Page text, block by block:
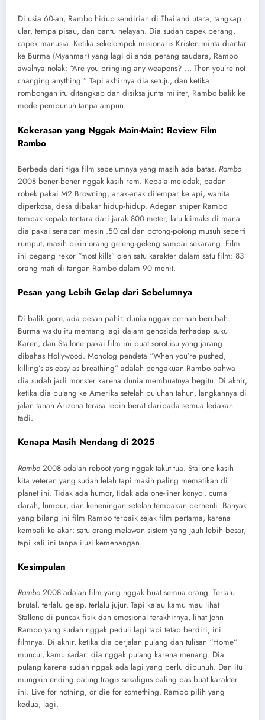
Di usia 60-an, Rambo hidup sendirian di Thailand utara, tangkap
ular, tempa pisau, dan bantu nelayan. Dia sudah capek perang,
capek manusia. Ketika sekelompok misionaris Kristen minta diantar
ke Burma (Myanmar) yang lagi dilanda perang saudara, Rambo
awalnya nolak: “Are you bringing any weapons? … Then you’re not
changing anything.” Tapi akhirnya dia setuju, dan ketika
rombongan itu ditangkap dan disiksa junta militer, Rambo balik ke
mode pembunuh tanpa ampun.
Kekerasan yang Nggak Main-Main: Review Film
Rambo
Berbeda dari tiga film sebelumnya yang masih ada batas, Rambo
2008 bener-bener nggak kasih rem. Kepala meledak, badan
robek pakai M2 Browning, anak-anak dilempar ke api, wanita
diperkosa, desa dibakar hidup-hidup. Adegan sniper Rambo
tembak kepala tentara dari jarak 800 meter, lalu klimaks di mana
dia pakai senapan mesin .50 cal dan potong-potong musuh seperti
rumput, masih bikin orang geleng-geleng sampai sekarang. Film
ini pegang rekor “most kills” oleh satu karakter dalam satu film: 83
orang mati di tangan Rambo dalam 90 menit.
Pesan yang Lebih Gelap dari Sebelumnya
Di balik gore, ada pesan pahit: dunia nggak pernah berubah.
Burma waktu itu memang lagi dalam genosida terhadap suku
Karen, dan Stallone pakai film ini buat sorot isu yang jarang
dibahas Hollywood. Monolog pendeta “When you’re pushed,
killing’s as easy as breathing” adalah pengakuan Rambo bahwa
dia sudah jadi monster karena dunia membuatnya begitu. Di akhir,
ketika dia pulang ke Amerika setelah puluhan tahun, langkahnya di
jalan tanah Arizona terasa lebih berat daripada semua ledakan
tadi.
Kenapa Masih Nendang di 2025
Rambo 2008 adalah reboot yang nggak takut tua. Stallone kasih
kita veteran yang sudah lelah tapi masih paling mematikan di
planet ini. Tidak ada humor, tidak ada one-liner konyol, cuma
darah, lumpur, dan keheningan setelah tembakan berhenti. Banyak
yang bilang ini film Rambo terbaik sejak film pertama, karena
kembali ke akar: satu orang melawan sistem yang jauh lebih besar,
tapi kali ini tanpa ilusi kemenangan.
Kesimpulan
Rambo 2008 adalah film yang nggak buat semua orang. Terlalu
brutal, terlalu gelap, terlalu jujur. Tapi kalau kamu mau lihat
Stallone di puncak fisik dan emosional terakhirnya, lihat John
Rambo yang sudah nggak peduli lagi tapi tetap berdiri, ini
filmnya. Di akhir, ketika dia berjalan pulang dan tulisan “Home”
muncul, kamu sadar: dia nggak pulang karena menang. Dia
pulang karena sudah nggak ada lagi yang perlu dibunuh. Dan itu
mungkin ending paling tragis sekaligus paling pas buat karakter
ini. Live for nothing, or die for something. Rambo pilih yang
kedua, lagi.